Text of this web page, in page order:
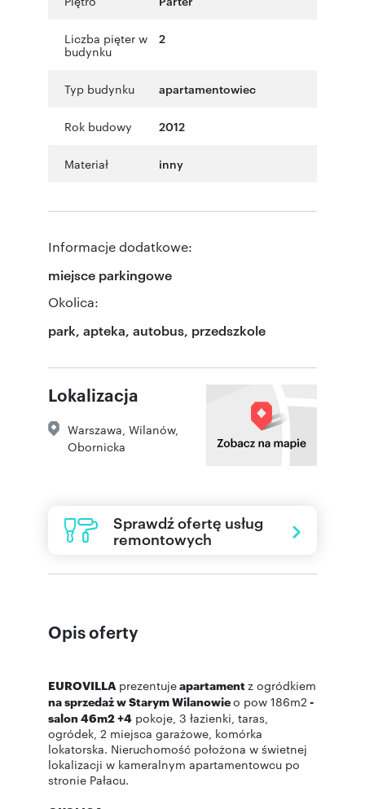
Liczba pięter w
budynku
2
Typ budynku apartamentowiec
Rok budowy 2012
Materiał inny
Informacje dodatkowe:
miejsce parkingowe
Okolica:
park, apteka, autobus, przedszkole
Lokalizacja
Warszawa Wilanów,
Obornicka
Sprawdź ofertę usług
remontowych
Opis oferty
EUROVILLA prezentujeapartament z ogródkiem
na sprzedaż w Starym Wilanowieo pow 186m2 -
salon 46m2 +4 pokoje, 3 łazienki, taras,
ogródek, 2 miejsca garażowe, komórka
lokatorska. Nieruchomość położona w świetnej
lokalizacji w kameralnym apartamentowcu po
stronie Pałacu.